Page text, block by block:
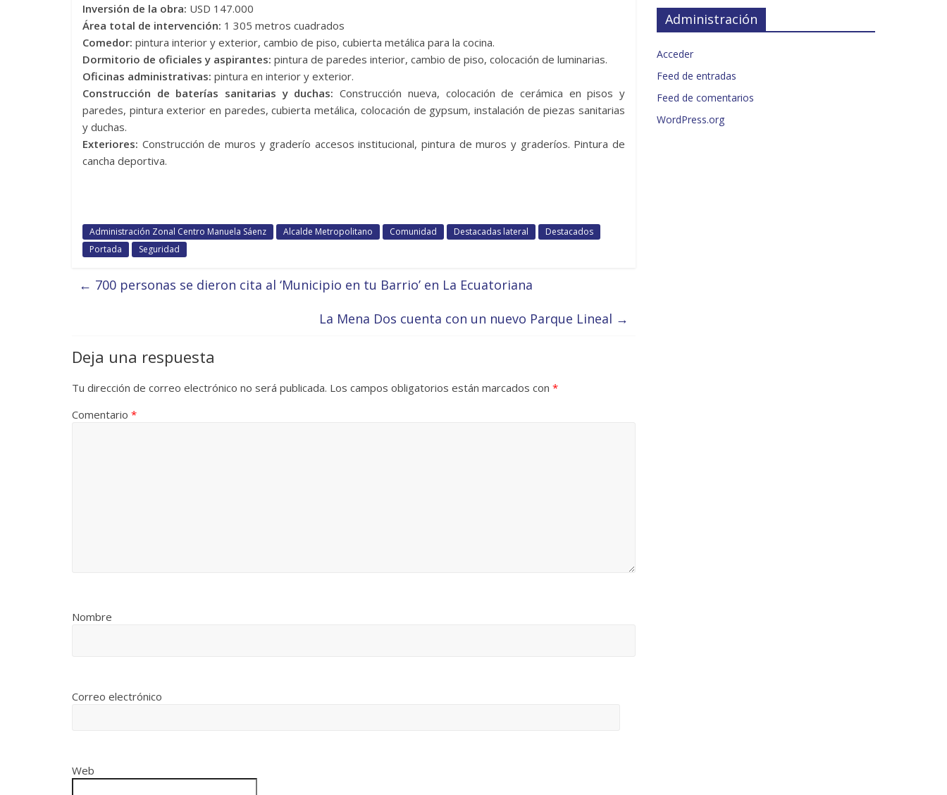
Inversión de la obra: USD 147.000
Área total de intervención: 1 305 metros cuadrados
Comedor: pintura interior y exterior, cambio de piso, cubierta metálica para la cocina.
Dormitorio de oficiales y aspirantes: pintura de paredes interior, cambio de piso, colocación de luminarias.
Oficinas administrativas: pintura en interior y exterior.
Construcción de baterías sanitarias y duchas: Construcción nueva, colocación de cerámica en pisos y
paredes, pintura exterior en paredes, cubierta metálica, colocación de gypsum, instalación de piezas sanitarias
y duchas.
Exteriores: Construcción de muros y graderío accesos institucional, pintura de muros y graderíos. Pintura de
cancha deportiva.
Administración Zonal Centro Manuela Sáenz Alcalde Metropolitano Comunidad Destacadas lateral
Destacados
Portada
Seguridad
← 700 personas se dieron cita al ‘Municipio en tu Barrio’ en La Ecuatoriana
La Mena Dos cuenta con un nuevo Parque Lineal →
Deja una respuesta
Tu dirección de correo electrónico no será publicada. Los campos obligatorios están marcados con *
Comentario *
Nombre
Correo electrónico
Web
Administración
Acceder
Feed de entradas
Feed de comentarios
WordPress.org